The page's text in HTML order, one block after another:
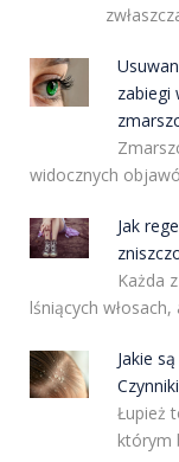
zabiegi
widocznych
Jak
Każda
lśniących
Jakie
Łupież
którym